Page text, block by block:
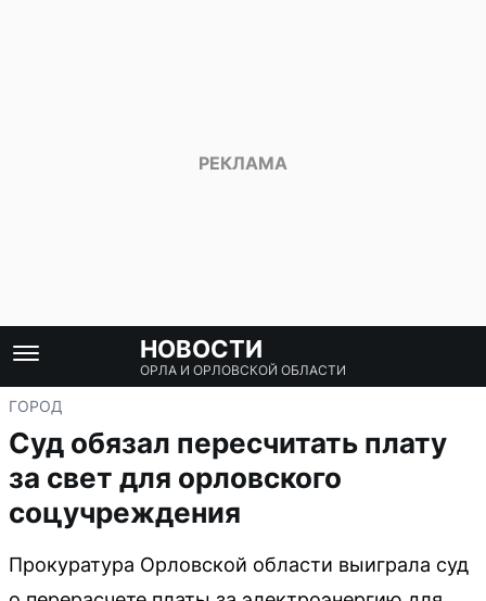
НОВОСТИ
ОРЛА И ОРЛОВСКОЙ ОБЛАСТИ
ГОРОД
Суд обязал пересчитать плату
за свет для орловского
соцучреждения
Прокуратура Орловской области выиграла суд